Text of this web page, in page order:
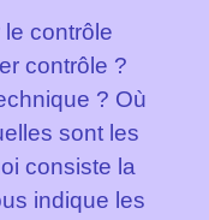
contrôle
er contrôle ?
? Où
sont les
consiste la
indique les